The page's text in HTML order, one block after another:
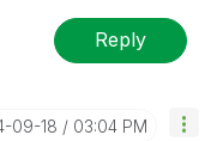
Reply
09-18 03:04 PM